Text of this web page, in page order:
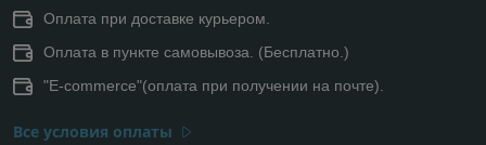
Оплата при доставке курьером.
Оплата в пункте самовывоза. (Бесплатно.)
"E-commerce"(оплата при получении на почте).
Все условия оплаты